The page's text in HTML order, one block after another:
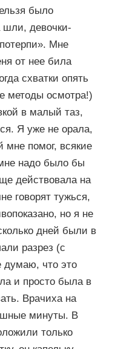
было
шли, девочки-
Мне
от нее била
схватки опять
методы осмотра!)
в малый таз,
Я уже не орала,
мне помог, всякие
надо было бы
действовала на
говорят тужься,
но я не
дней были в
разрез (с
думаю, что это
и просто была в
Врачиха на
минуты. В
только